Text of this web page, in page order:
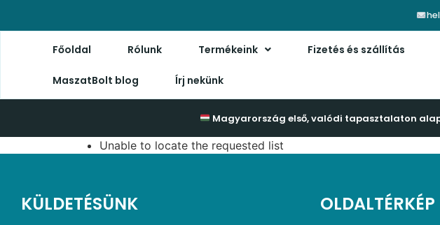
Főoldal Rólunk Termékeink Fizetés és szállítás
MaszatBolt blog Írj nekünk
Magyarország első, valódi tapasztalaton
Unable to locate the requested list
KÜLDETÉSÜNK OLDALTÉRKÉP